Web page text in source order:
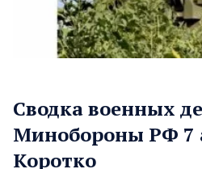
Сводка военных
Минобороны РФ 7
Коротко